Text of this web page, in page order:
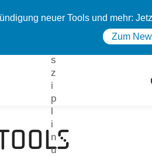
neuer Tools und mehr:
Zum
,
s
z
i
p
l
i
n
ü